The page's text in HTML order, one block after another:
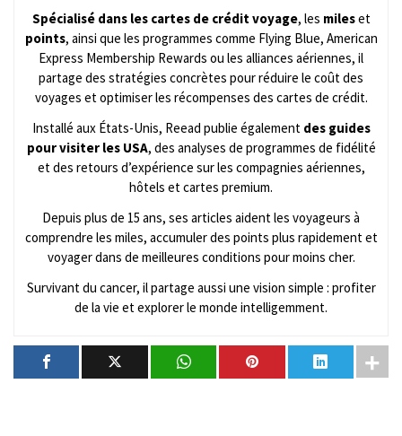
Spécialisé dans les cartes de crédit voyage, les mileset
points, ainsi que les programmes comme Flying Blue, American
Express Membership Rewards ou les alliances aériennes, il
partage des stratégies concrètes pour réduire le coût des
voyages et optimiser les récompenses des cartes de crédit.
Installé aux États-Unis, Reead publie également des guides
pour visiter les USA, des analyses de programmes de fidélité
et des retours d’expérience sur les compagnies aériennes,
hôtels et cartes premium.
Depuis plus de 15 ans, ses articles aident les voyageurs à
comprendre les miles, accumuler des points plus rapidement et
voyager dans de meilleures conditions pour moins cher.
Survivant du cancer, il partage aussi une vision simple : profiter
de la vie et explorer le monde intelligemment.